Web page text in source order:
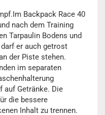
Backpack Race 40
nach dem Training
Tarpaulin Bodens und
er auch getrost
der Piste stehen.
im separaten
auf Getränke. Die
die bessere
Inhalt zu trennen.